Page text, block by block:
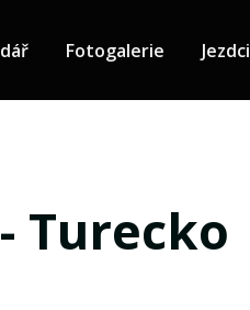
Fotogalerie Jezdci
Turecko